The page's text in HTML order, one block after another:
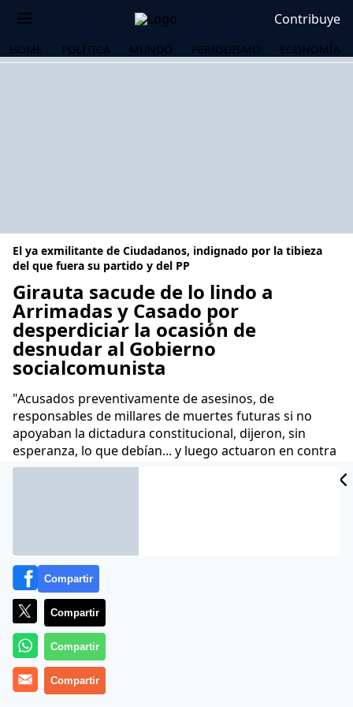
Contribuye
HOME POLÍTICA MUNDO PERIODISMO ECONOMÍA
El ya exmilitante de Ciudadanos, indignado por la tibieza
del que fuera su partido y del PP
Girauta sacude de lo lindo a
Arrimadas y Casado por
desperdiciar la ocasión de
desnudar al Gobierno
socialcomunista
"Acusados preventivamente de asesinos, de
responsables de millares de muertes futuras si no
apoyaban la dictadura constitucional, dijeron, sin
esperanza, lo que debían... y luego actuaron en contra
de su análisis"
Compartir
Compartir
Compartir
Compartir